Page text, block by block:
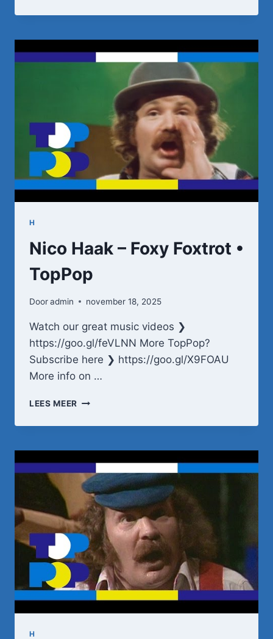
–
JE
MOEDER
H
Nico Haak – Foxy Foxtrot •
TopPop
Dooradmin november 18, 2025
Watch our great music videos ❯
https://goo.gl/feVLNN More TopPop?
Subscribe here ❯ https://goo.gl/X9FOAU
More info on …
LEES MEER NICO
–
FOXTROT
•
TOPPOP
H